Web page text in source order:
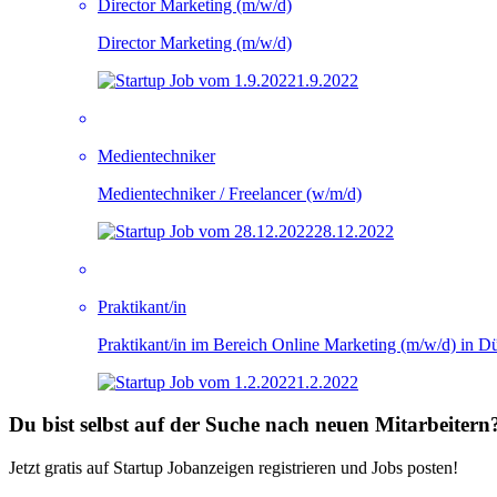
Director Marketing (m/w/d)
Director Marketing (m/w/d)
1.9.2022
Medientechniker
Medientechniker / Freelancer (w/m/d)
28.12.2022
Prak­ti­kan­t/in
Prak­ti­kan­t/in im Be­reich On­line Mar­ke­ting (m/w/d) in
1.2.2022
Du bist selbst auf der Suche nach neuen
Jetzt gratis auf Startup Jobanzeigen registrieren und Jobs posten!